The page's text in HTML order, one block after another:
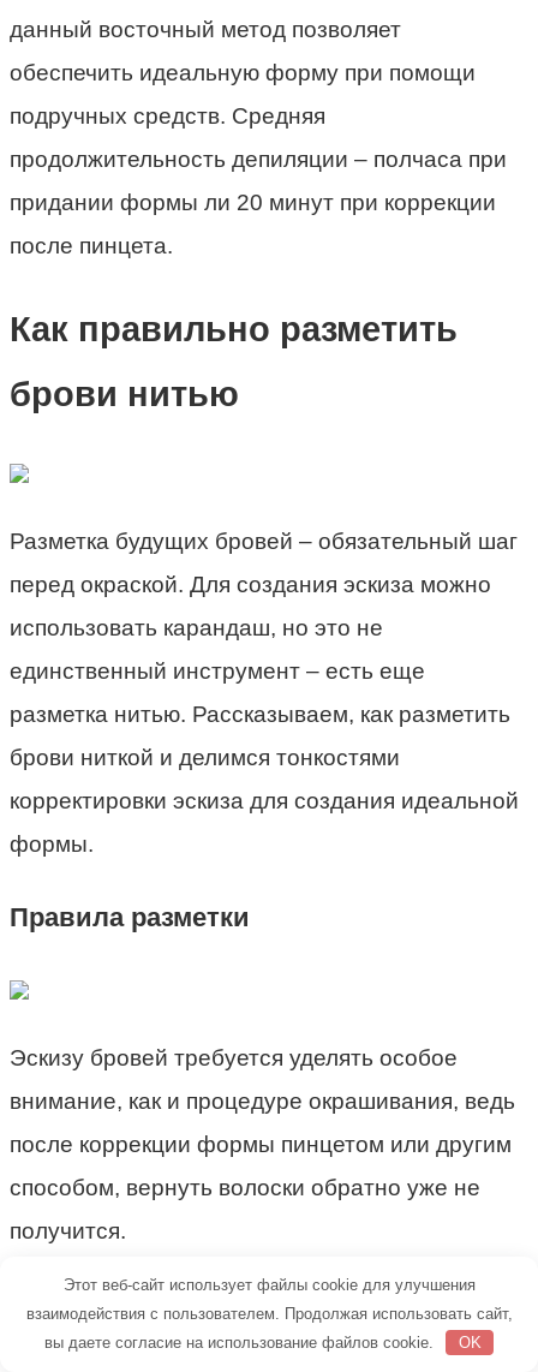
данный восточный метод позволяет
обеспечить идеальную форму при помощи
подручных средств. Средняя
продолжительность депиляции – полчаса при
придании формы ли 20 минут при коррекции
после пинцета.
Как правильно разметить
брови нитью
Разметка будущих бровей – обязательный шаг
перед окраской. Для создания эскиза можно
использовать карандаш, но это не
единственный инструмент – есть еще
разметка нитью. Рассказываем, как разметить
брови ниткой и делимся тонкостями
корректировки эскиза для создания идеальной
формы.
Правила разметки
Эскизу бровей требуется уделять особое
внимание, как и процедуре окрашивания, ведь
после коррекции формы пинцетом или другим
способом, вернуть волоски обратно уже не
получится.
Чтобы конечный результат не разочаровал,
придерживайся 5 основных правил:
Этот веб-сайт использует файлы cookie для улучшения
взаимодействия с пользователем. Продолжая использовать сайт,
вы даете согласие на использование файлов cookie.
OK